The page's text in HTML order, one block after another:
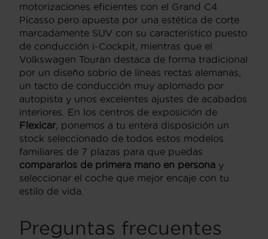
motorizaciones eficientes con el Grand C4
Picasso pero apuesta por una estética de corte
marcadamente SUV con su característico puesto
de conducción i-Cockpit, mientras que el
Volkswagen Touran destaca de forma tradicional
por un diseño sobrio de líneas rectas alemanas,
un tacto de conducción muy aplomado por
autopista y unos excelentes ajustes de acabados
interiores. En los centros de exposición de
Flexicar, ponemos a tu entera disposición un
stock seleccionado de todos estos modelos
familiares de 7 plazas para que puedas
compararlos de primera mano en persona y
seleccionar el coche que mejor encaje con tu
estilo de vida.
Preguntas frecuentes